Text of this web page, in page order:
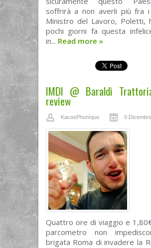
soffrirà a non averli più fra
Ministro del Lavoro, Poletti,
pochi giorni fa questa
in... Read more »
IMDI @ Baraldi
review
KacosPhonìquo 9
Quattro ore di viaggio e
parcometro non
brigata Roma di invadere la